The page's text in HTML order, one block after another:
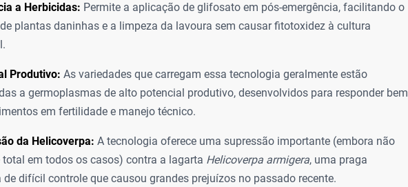
a Herbicidas: Permite a aplicação de glifosato em pós-emergência, facilitando o
plantas daninhas e a limpeza da lavoura sem causar fitotoxidez à cultura
Produtivo: As variedades que carregam essa tecnologia geralmente estão
a germoplasmas de alto potencial produtivo, desenvolvidos para responder bem
em fertilidade e manejo técnico.
da Helicoverpa: A tecnologia oferece uma supressão importante (embora não
total em todos os casos) contra a lagarta Helicoverpa armigera, uma praga
difícil controle que causou grandes prejuízos no passado recente.